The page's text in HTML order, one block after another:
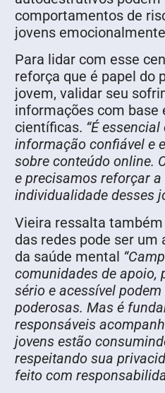
comportamentos de
jovens
Para lidar com esse
reforça que é papel do
jovem, validar seu
informações com base
científicas. “É
informação confiável e
sobre conteúdo online.
e precisamos reforçar
individualidade desses
Vieira ressalta
das redes pode ser um
da saúde mental
comunidades de apoio,
sério e acessível
poderosas. Mas é
responsáveis
jovens estão
respeitando sua
feito com